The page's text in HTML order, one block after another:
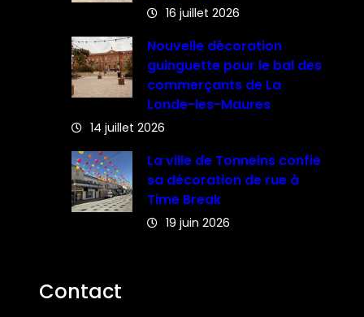
16 juillet 2026
Nouvelle décoration
guinguette pour le bal des
commerçants de La
Londe-les-Maures
14 juillet 2026
La ville de Tonneins confie
sa décoration de rue à
Time Break
19 juin 2026
Contact